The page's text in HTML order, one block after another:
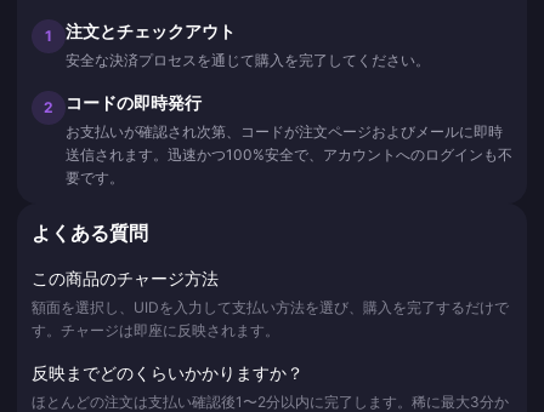
1 注文とチェックアウト
安全な決済プロセスを通じて購入を完了してください。
2 コードの即時発行
お支払いが確認され次第、コードが注文ページおよびメールに即時
送信されます。迅速かつ100%安全で、アカウントへのログインも不
要です。
よくある質問
この商品のチャージ方法
額面を選択し、UIDを入力して支払い方法を選び、購入を完了するだけで
す。チャージは即座に反映されます。
反映までどのくらいかかりますか？
ほとんどの注文は支払い確認後1〜2分以内に完了します。稀に最大3分か